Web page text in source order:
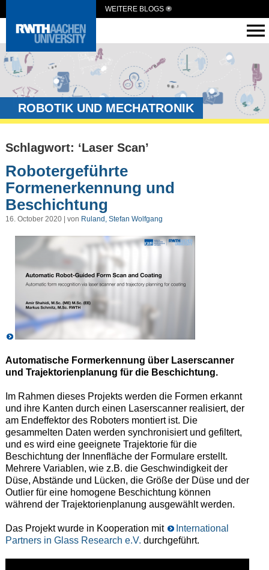
WEITERE BLOGS
ROBOTIK UND MECHATRONIK
Schlagwort: ‘Laser Scan’
Robotergeführte
Formenerkennung und
Beschichtung
16. October 2020 | von Ruland, Stefan Wolfgang
Automatische Formerkennung über Laserscanner
und Trajektorienplanung für die Beschichtung.
Im Rahmen dieses Projekts werden die Formen erkannt
und ihre Kanten durch einen Laserscanner realisiert, der
am Endeffektor des Roboters montiert ist. Die
gesammelten Daten werden synchronisiert und gefiltert,
und es wird eine geeignete Trajektorie für die
Beschichtung der Innenfläche der Formulare erstellt.
Mehrere Variablen, wie z.B. die Geschwindigkeit der
Düse, Abstände und Lücken, die Größe der Düse und der
Outlier für eine homogene Beschichtung können
während der Trajektorienplanung ausgewählt werden.
Das Projekt wurde in Kooperation mit
International
Partners in Glass Research e.V. durchgeführt.